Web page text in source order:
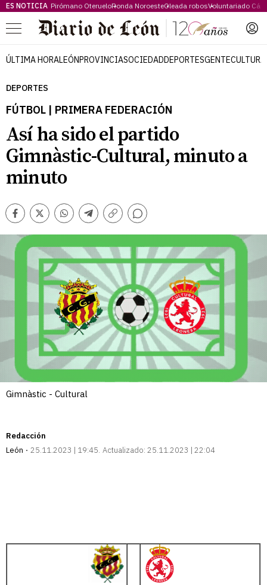
ES NOTICIA Pirómano OterueloRonda NoroesteOleada robosVoluntariado
Menú
ÚLTIMA HORALEÓNPROVINCIASOCIEDADDEPORTESGENTECULTURA
DEPORTES
FÚTBOL | PRIMERA FEDERACIÓN
Así ha sido el partido
Gimnàstic-Cultural, minuto a
minuto
Facebook
TwitterWhatsappTelegram
Copiar
Comentarios
Gimnàstic - Cultural
Redacción
León
25.11.2023 | 19:45 Actualizado: 25.11.2023 | 22:04